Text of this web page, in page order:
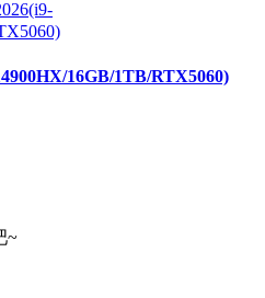
16GB/1TB/RTX5060)
~